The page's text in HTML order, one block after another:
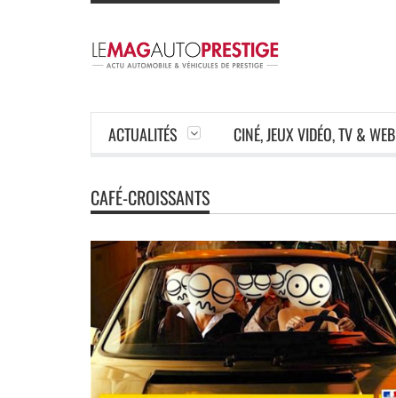
ACTUALITÉS CINÉ, JEUX VIDÉO, TV & WEB
CAFÉ-CROISSANTS